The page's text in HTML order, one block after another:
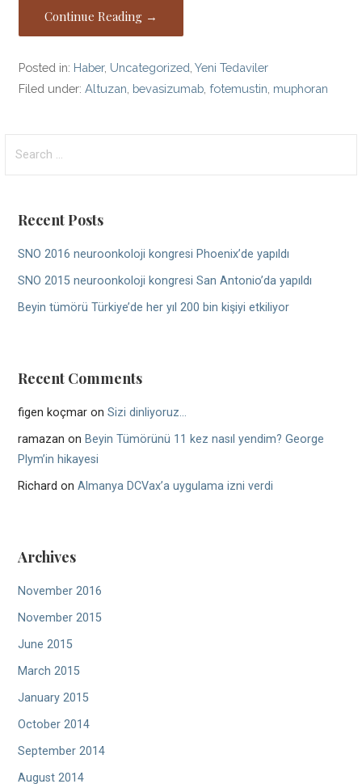
Continue Reading →
Posted in: Haber, Uncategorized ,Yeni Tedaviler
Filed under:Altuzan bevasizumab ,fotemustin muphoran
for:
Recent Posts
SNO 2016 neuroonkoloji kongresi Phoenix’de yapıldı
SNO 2015 neuroonkoloji kongresi San Antonio’da yapıldı
Beyin tümörü Türkiye’de her yıl 200 bin kişiyi etkiliyor
Recent Comments
figen koçmar onSizi dinliyoruz…
ramazan on Beyin Tümörünü 11 kez nasıl yendim? George
Plym’in hikayesi
Richard onAlmanya DCVax’a uygulama izni verdi
Archives
November 2016
November 2015
June 2015
March 2015
January 2015
October 2014
September 2014
August 2014